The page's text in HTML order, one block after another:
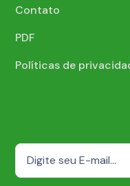
Contato
PDF
Políticas de